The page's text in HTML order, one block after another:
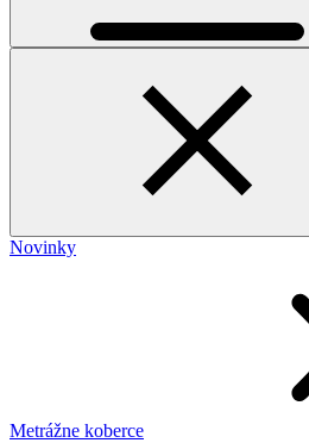
Novinky
Metrážne koberce